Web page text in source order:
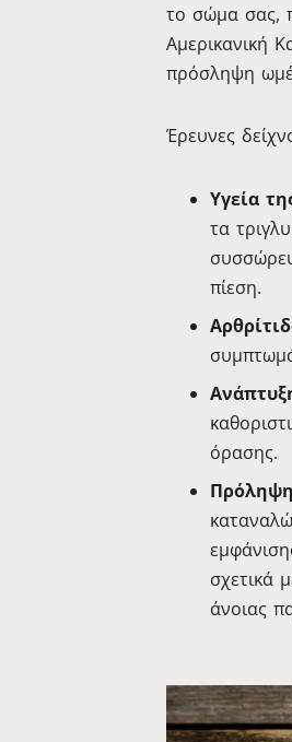
το σώμα σας,
Αμερικανική
πρόσληψη
Έρευνες
Υγεία
τα
πίεση.
όρασης.
σχετικά
άνοιας